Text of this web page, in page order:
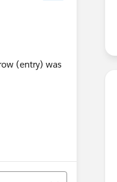
(entry) was